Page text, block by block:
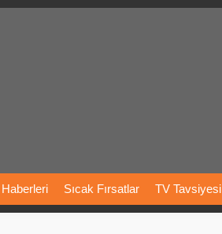
Haberleri Sıcak Fırsatlar TV Tavsiyesi